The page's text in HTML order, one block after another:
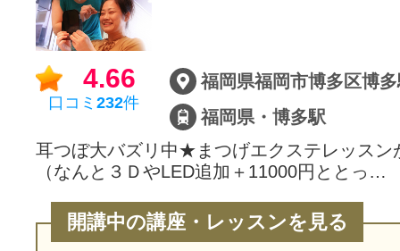
4.66
口コミ 232件
福岡県福岡市博多区博
福岡県・博多駅
耳つぼ大バズリ中★まつげエクステレッスン
（なんと３ＤやLED追加＋11000円ととっ…
開講中の講座・レッスンを見る